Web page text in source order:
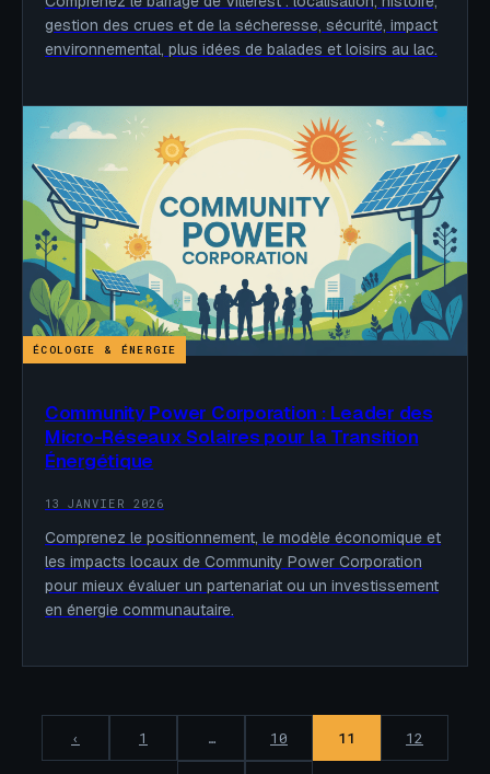
gestion des crues et de la sécheresse, sécurité, impact
environnemental, plus idées de balades et loisirs au lac.
ÉCOLOGIE & ÉNERGIE
Community Power Corporation : Leader des
Micro-Réseaux Solaires pour la Transition
Énergétique
13 JANVIER 2026
Comprenez le positionnement, le modèle économique et
les impacts locaux de Community Power Corporation
pour mieux évaluer un partenariat ou un investissement
en énergie communautaire.
‹ 1 … 10 11 12